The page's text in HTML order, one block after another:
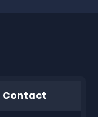
Contact